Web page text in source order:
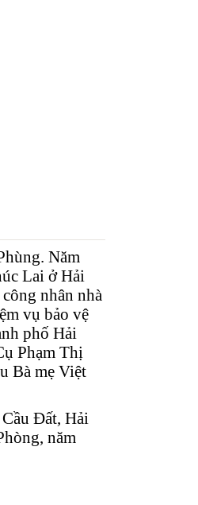
Năm
Lai ở Hải
nhân nhà
vụ bảo vệ
phố Hải
Phạm Thị
Bà mẹ Việt
Đất, Hải
năm